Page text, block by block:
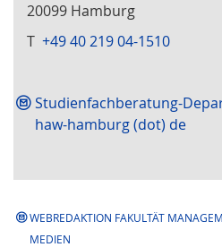
20099 Hamburg
T +49 40 219 04-1510
Studienfachberatung-
haw-hamburg (dot) de
WEBREDAKTION FAKULTÄT
MEDIEN